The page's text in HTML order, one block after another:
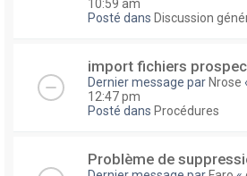
10:59 am
Posté dans Discussion
import fichiers
Dernier message par Nrose
12:47 pm
Posté dans Procédures
Problème de